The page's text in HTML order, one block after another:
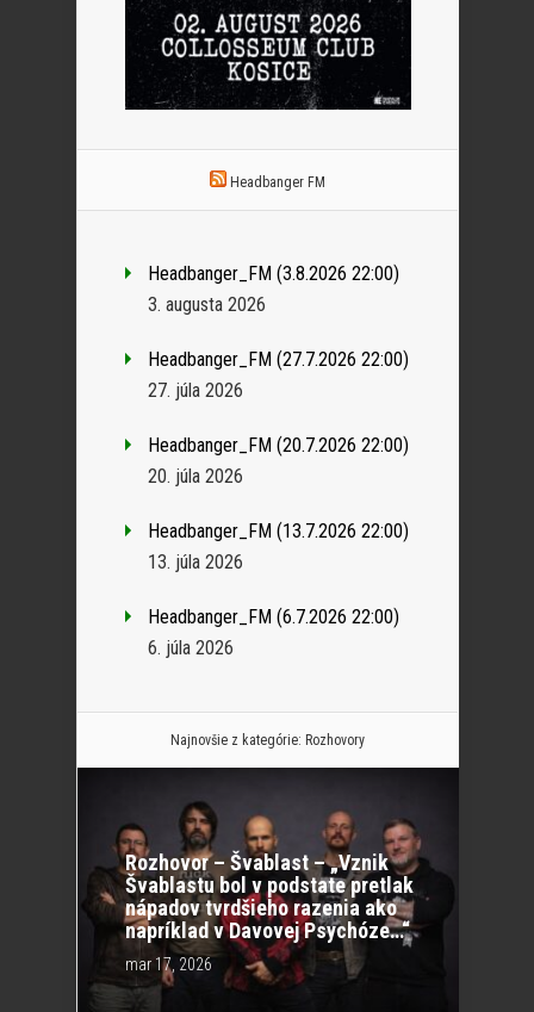
Headbanger FM
Headbanger_FM (3.8.2026 22:00)
3. augusta 2026
Headbanger_FM (27.7.2026 22:00)
27. júla 2026
Headbanger_FM (20.7.2026 22:00)
20. júla 2026
Headbanger_FM (13.7.2026 22:00)
13. júla 2026
Headbanger_FM (6.7.2026 22:00)
6. júla 2026
Najnovšie z kategórie: Rozhovory
Rozhovor – Švablast – „Vznik
Švablastu bol v podstate pretlak
nápadov tvrdšieho razenia ako
napríklad v Davovej Psychóze…“
mar 17, 2026